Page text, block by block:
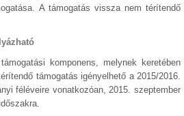
A támogatás vissza nem térítendő
komponens, melynek keretében
támogatás igényelhető a 2015/2016.
féléveire vonatkozóan, 2015. szeptember